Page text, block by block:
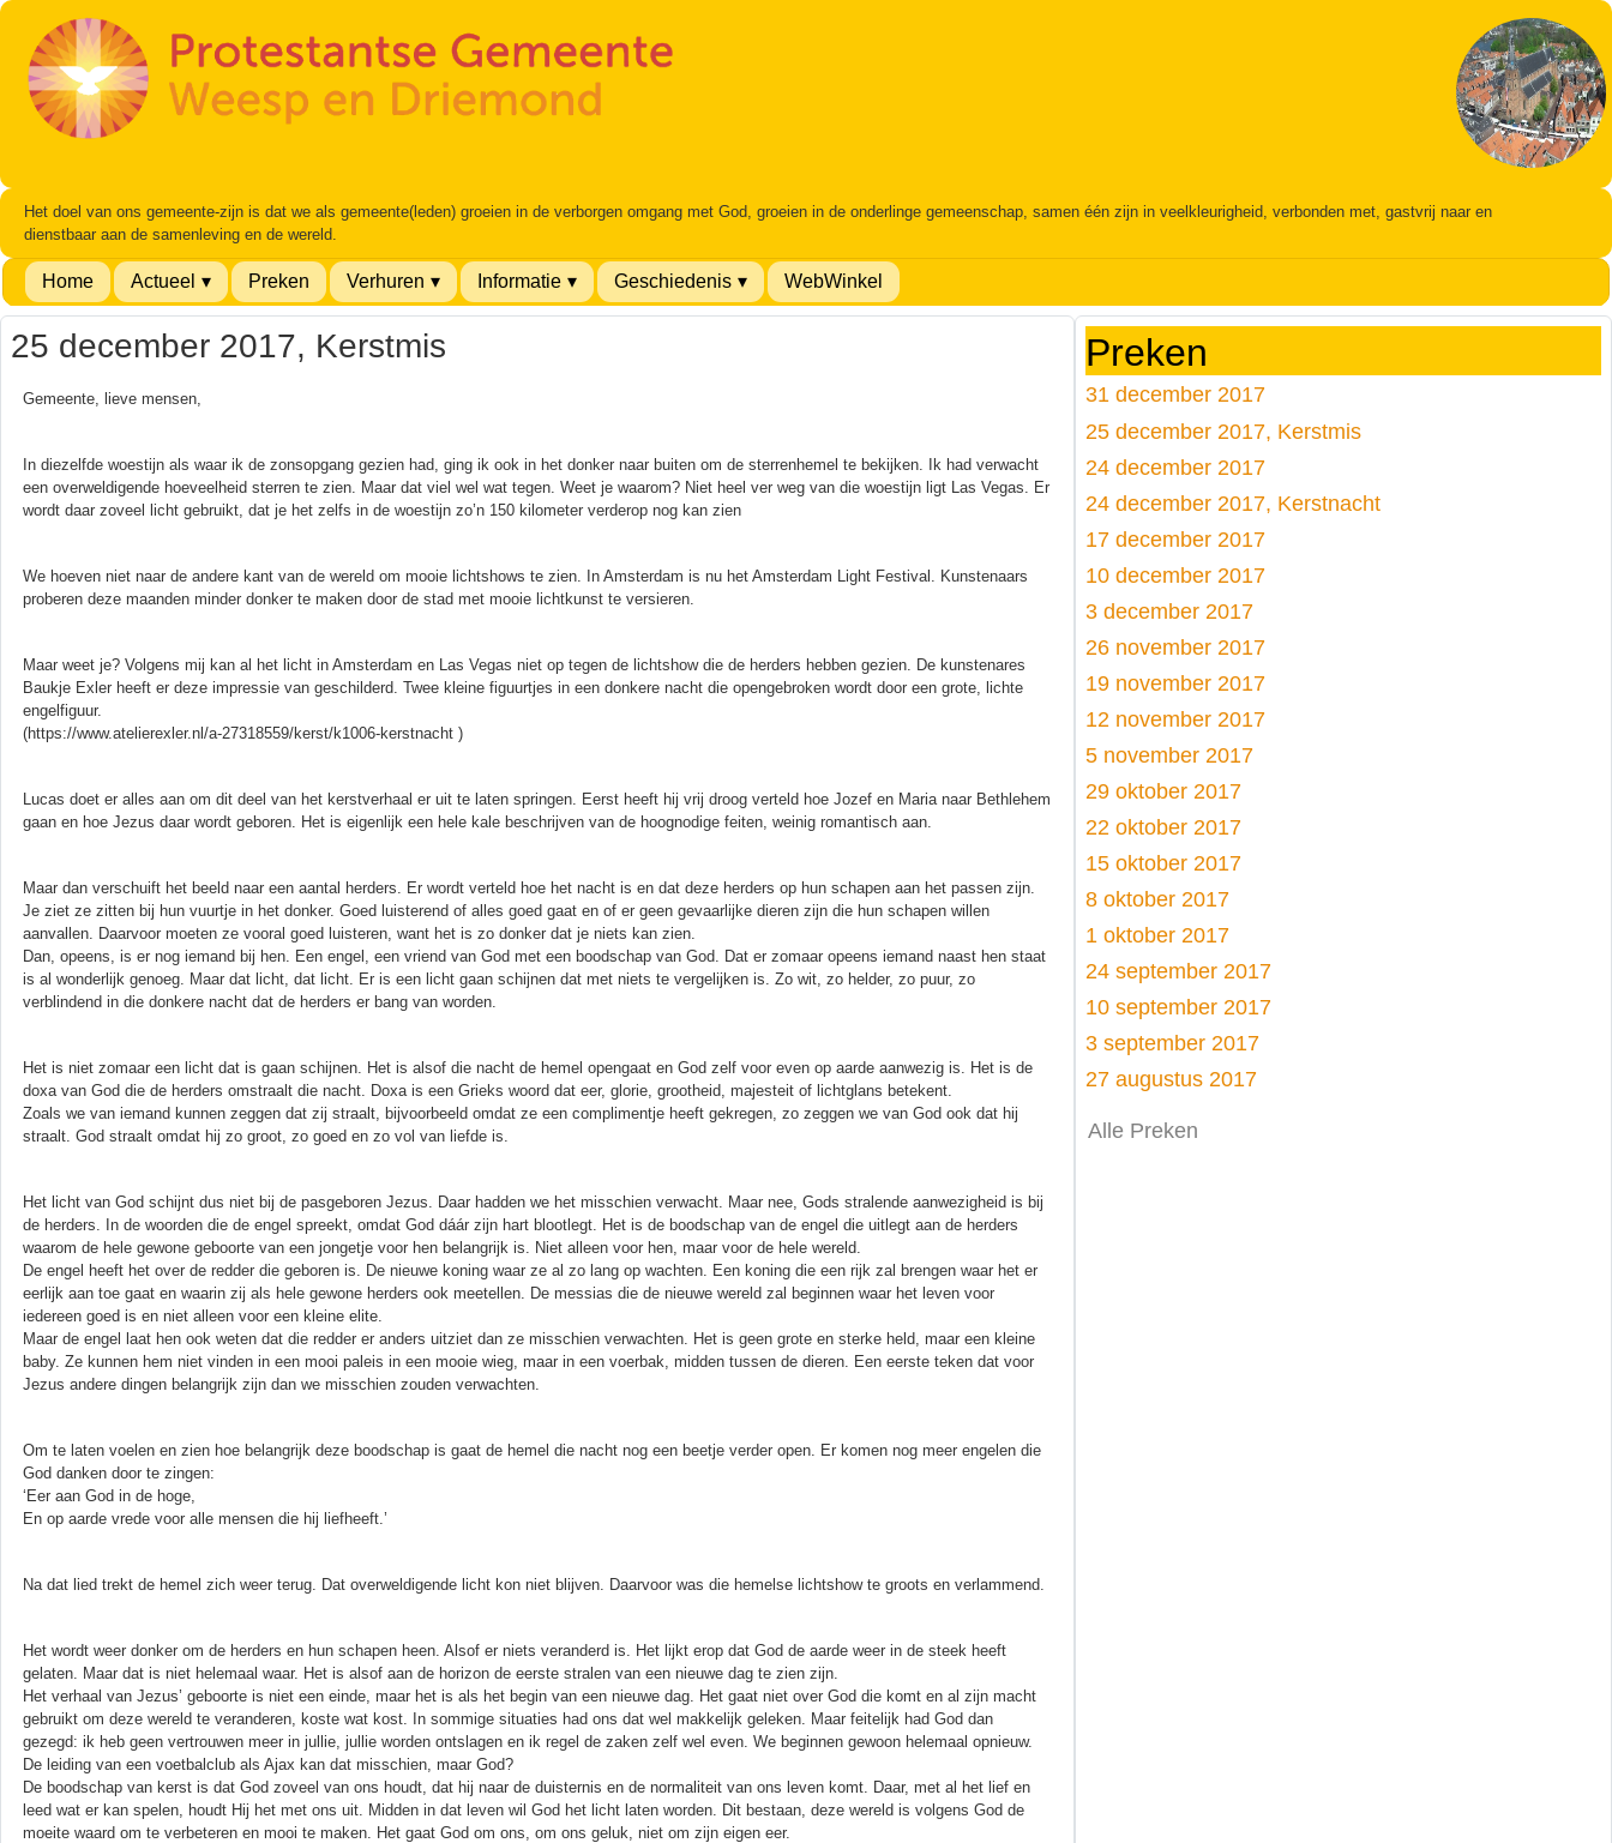
Het doel van ons gemeente-zijn is dat we als gemeente(leden) groeien in de verborgen omgang met God, groeien in de onderlinge gemeenschap, samen één zijn in veelkleurigheid, verbonden met, gastvrij naar en
dienstbaar aan de samenleving en de wereld.
Home Actueel Preken Verhuren Informatie Geschiedenis WebWinkel
25 december 2017, Kerstmis
Gemeente, lieve mensen,
In diezelfde woestijn als waar ik de zonsopgang gezien had, ging ik ook in het donker naar buiten om de sterrenhemel te bekijken. Ik had verwacht
een overweldigende hoeveelheid sterren te zien. Maar dat viel wel wat tegen. Weet je waarom? Niet heel ver weg van die woestijn ligt Las Vegas. Er
wordt daar zoveel licht gebruikt, dat je het zelfs in de woestijn zo’n 150 kilometer verderop nog kan zien
We hoeven niet naar de andere kant van de wereld om mooie lichtshows te zien. In Amsterdam is nu het Amsterdam Light Festival. Kunstenaars
proberen deze maanden minder donker te maken door de stad met mooie lichtkunst te versieren.
Maar weet je? Volgens mij kan al het licht in Amsterdam en Las Vegas niet op tegen de lichtshow die de herders hebben gezien. De kunstenares
Baukje Exler heeft er deze impressie van geschilderd. Twee kleine figuurtjes in een donkere nacht die opengebroken wordt door een grote, lichte
engelfiguur.
(https://www.atelierexler.nl/a-27318559/kerst/k1006-kerstnacht )
Lucas doet er alles aan om dit deel van het kerstverhaal er uit te laten springen. Eerst heeft hij vrij droog verteld hoe Jozef en Maria naar Bethlehem
gaan en hoe Jezus daar wordt geboren. Het is eigenlijk een hele kale beschrijven van de hoognodige feiten, weinig romantisch aan.
Maar dan verschuift het beeld naar een aantal herders. Er wordt verteld hoe het nacht is en dat deze herders op hun schapen aan het passen zijn.
Je ziet ze zitten bij hun vuurtje in het donker. Goed luisterend of alles goed gaat en of er geen gevaarlijke dieren zijn die hun schapen willen
aanvallen. Daarvoor moeten ze vooral goed luisteren, want het is zo donker dat je niets kan zien.
Dan, opeens, is er nog iemand bij hen. Een engel, een vriend van God met een boodschap van God. Dat er zomaar opeens iemand naast hen staat
is al wonderlijk genoeg. Maar dat licht, dat licht. Er is een licht gaan schijnen dat met niets te vergelijken is. Zo wit, zo helder, zo puur, zo
verblindend in die donkere nacht dat de herders er bang van worden.
Het is niet zomaar een licht dat is gaan schijnen. Het is alsof die nacht de hemel opengaat en God zelf voor even op aarde aanwezig is. Het is de
doxa van God die de herders omstraalt die nacht. Doxa is een Grieks woord dat eer, glorie, grootheid, majesteit of lichtglans betekent.
Zoals we van iemand kunnen zeggen dat zij straalt, bijvoorbeeld omdat ze een complimentje heeft gekregen, zo zeggen we van God ook dat hij
straalt. God straalt omdat hij zo groot, zo goed en zo vol van liefde is.
Het licht van God schijnt dus niet bij de pasgeboren Jezus. Daar hadden we het misschien verwacht. Maar nee, Gods stralende aanwezigheid is bij
de herders. In de woorden die de engel spreekt, omdat God dáár zijn hart blootlegt. Het is de boodschap van de engel die uitlegt aan de herders
waarom de hele gewone geboorte van een jongetje voor hen belangrijk is. Niet alleen voor hen, maar voor de hele wereld.
De engel heeft het over de redder die geboren is. De nieuwe koning waar ze al zo lang op wachten. Een koning die een rijk zal brengen waar het er
eerlijk aan toe gaat en waarin zij als hele gewone herders ook meetellen. De messias die de nieuwe wereld zal beginnen waar het leven voor
iedereen goed is en niet alleen voor een kleine elite.
Maar de engel laat hen ook weten dat die redder er anders uitziet dan ze misschien verwachten. Het is geen grote en sterke held, maar een kleine
baby. Ze kunnen hem niet vinden in een mooi paleis in een mooie wieg, maar in een voerbak, midden tussen de dieren. Een eerste teken dat voor
Jezus andere dingen belangrijk zijn dan we misschien zouden verwachten.
Om te laten voelen en zien hoe belangrijk deze boodschap is gaat de hemel die nacht nog een beetje verder open. Er komen nog meer engelen die
God danken door te zingen:
‘Eer aan God in de hoge,
En op aarde vrede voor alle mensen die hij liefheeft.’
Na dat lied trekt de hemel zich weer terug. Dat overweldigende licht kon niet blijven. Daarvoor was die hemelse lichtshow te groots en verlammend.
Het wordt weer donker om de herders en hun schapen heen. Alsof er niets veranderd is. Het lijkt erop dat God de aarde weer in de steek heeft
gelaten. Maar dat is niet helemaal waar. Het is alsof aan de horizon de eerste stralen van een nieuwe dag te zien zijn.
Het verhaal van Jezus’ geboorte is niet een einde, maar het is als het begin van een nieuwe dag. Het gaat niet over God die komt en al zijn macht
gebruikt om deze wereld te veranderen, koste wat kost. In sommige situaties had ons dat wel makkelijk geleken. Maar feitelijk had God dan
gezegd: ik heb geen vertrouwen meer in jullie, jullie worden ontslagen en ik regel de zaken zelf wel even. We beginnen gewoon helemaal opnieuw.
De leiding van een voetbalclub als Ajax kan dat misschien, maar God?
De boodschap van kerst is dat God zoveel van ons houdt, dat hij naar de duisternis en de normaliteit van ons leven komt. Daar, met al het lief en
leed wat er kan spelen, houdt Hij het met ons uit. Midden in dat leven wil God het licht laten worden. Dit bestaan, deze wereld is volgens God de
moeite waard om te verbeteren en mooi te maken. Het gaat God om ons, om ons geluk, niet om zijn eigen eer.
Preken
31 december 2017
25 december 2017, Kerstmis
24 december 2017
24 december 2017, Kerstnacht
17 december 2017
10 december 2017
3 december 2017
26 november 2017
19 november 2017
12 november 2017
5 november 2017
29 oktober 2017
22 oktober 2017
15 oktober 2017
8 oktober 2017
1 oktober 2017
24 september 2017
10 september 2017
3 september 2017
27 augustus 2017
Alle Preken